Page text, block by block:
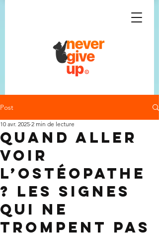
Post
Quand aller
voir
l’ostéopathe
? Les signes
qui ne
trompent pas
10 avr. 2025 2 min de lecture